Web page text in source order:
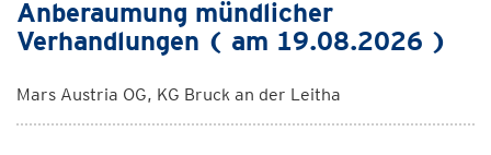
Anberaumung mündlicher
Verhandlungen ( am 19.08.2026 )
Mars Austria OG, KG Bruck an der Leitha